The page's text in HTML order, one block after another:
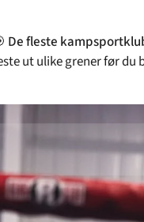
De fleste
ut ulike grener før du